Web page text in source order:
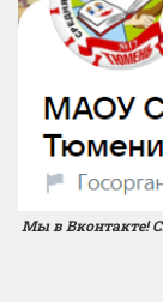
Мы в Вконтакте!